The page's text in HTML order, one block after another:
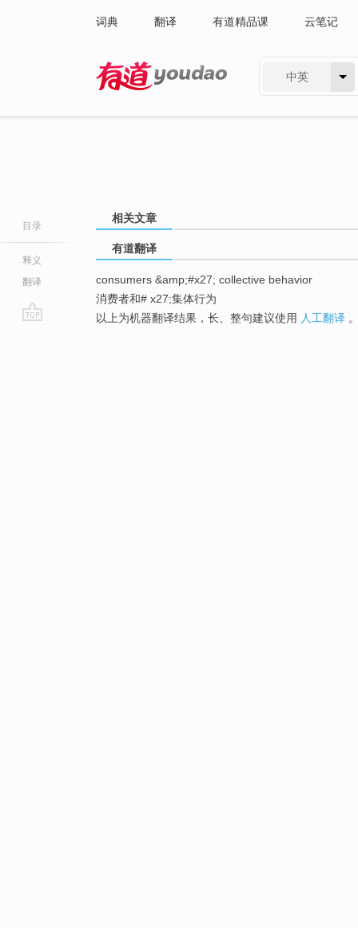
词典 翻译 有道精品课 云笔记
中英
目录
释义
翻译
相关文章
有道翻译
consumers &amp;#x27; collective behavior
消费者和# x27;集体行为
以上为机器翻译结果，长、整句建议使用 人工翻译